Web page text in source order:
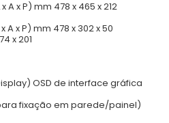
x P) mm 478 x 465 x 212
x P) mm 478 x 302 x 50
x 201
OSD de interface gráfica
fixação em parede/painel)